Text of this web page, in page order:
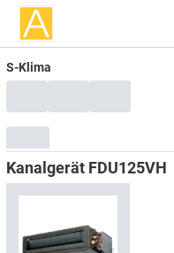
S-Klima
Kanalgerät FDU125VH